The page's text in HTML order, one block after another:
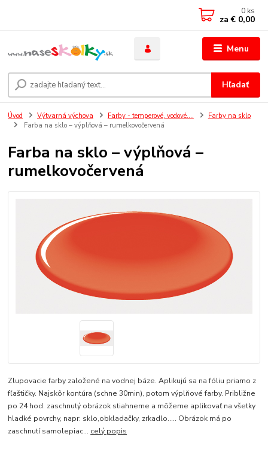
Menu
Hľadať
0 ks
za € 0,00
Úvod Výtvarná výchova Farby - temperové, vodové....
Farby na sklo
Farba na sklo – výplňová – rumelkovočervená
Farba na sklo – výplňová –
rumelkovočervená
Zlupovacie farby založené na vodnej báze. Aplikujú sa na fóliu priamo z
fľaštičky. Najskôr kontúra (schne 30min), potom výplňové farby. Približne
po 24 hod. zaschnutý obrázok stiahneme a môžeme aplikovať na všetky
hladké povrchy, napr: sklo,obkladačky, zrkadlo..... Obrázok má po
zaschnutí samolepiac... celý popis